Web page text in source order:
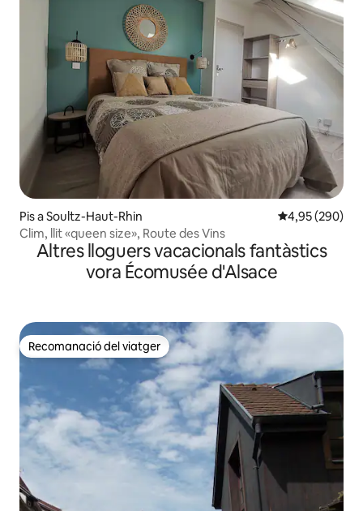
Pis a Soultz-Haut-Rhin 4,95 de
4,95 (290)
Clim, llit «queen size», Route des Vins
Altres lloguers vacacionals fantàstics
vora Écomusée d'Alsace
Recomanació del viatger
Recomanació del viatger